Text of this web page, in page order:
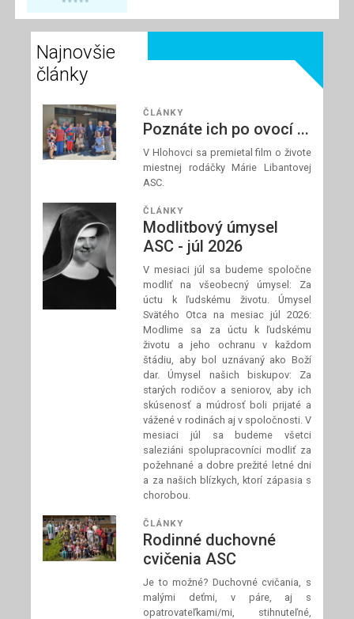
modliť za požehnané
zápasia s chorobou.
Prečítaj si článok
Najnovšie
články
ČLÁNKY
Poznáte ich po ovocí ...
V Hlohovci sa premietal film o živote
miestnej rodáčky Márie Libantovej
ASC.
ČLÁNKY
Modlitbový úmysel
ASC - júl 2026
V mesiaci júl sa budeme spoločne
modliť na všeobecný úmysel: Za
úctu k ľudskému životu. Úmysel
Svätého Otca na mesiac júl 2026:
Modlime sa za úctu k ľudskému
životu a jeho ochranu v každom
štádiu, aby bol uznávaný ako Boží
dar. Úmysel našich biskupov: Za
starých rodičov a seniorov, aby ich
skúsenosť a múdrosť boli prijaté a
vážené v rodinách aj v spoločnosti. V
mesiaci júl sa budeme všetci
saleziáni spolupracovníci modliť za
požehnané a dobre prežité letné dni
a za našich blízkych, ktorí zápasia s
chorobou.
ČLÁNKY
Rodinné duchovné
cvičenia ASC
Je to možné? Duchovné cvičania, s
malými deťmi, v páre, aj s
opatrovateľkami/mi, stihnuteľné,